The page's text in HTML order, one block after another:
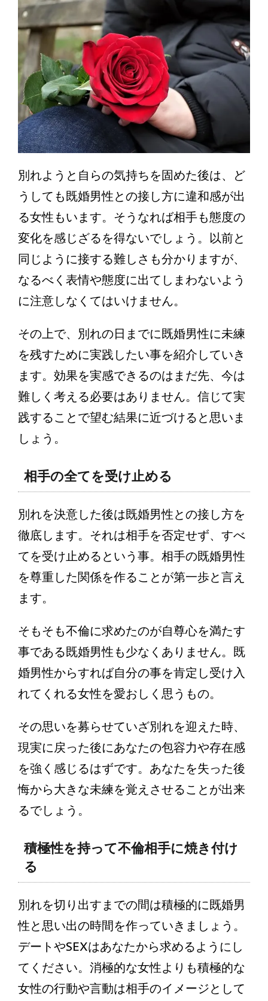
別れようと自らの気持ちを固めた後は、ど
うしても既婚男性との接し方に違和感が出
る女性もいます。そうなれば相手も態度の
変化を感じざるを得ないでしょう。以前と
同じように接する難しさも分かりますが、
なるべく表情や態度に出てしまわないよう
に注意しなくてはいけません。
その上で、別れの日までに既婚男性に未練
を残すために実践したい事を紹介していき
ます。効果を実感できるのはまだ先、今は
難しく考える必要はありません。信じて実
践することで望む結果に近づけると思いま
しょう。
相手の全てを受け止める
別れを決意した後は既婚男性との接し方を
徹底します。それは相手を否定せず、すべ
てを受け止めるという事。相手の既婚男性
を尊重した関係を作ることが第一歩と言え
ます。
そもそも不倫に求めたのが自尊心を満たす
事である既婚男性も少なくありません。既
婚男性からすれば自分の事を肯定し受け入
れてくれる女性を愛おしく思うもの。
その思いを募らせていざ別れを迎えた時、
現実に戻った後にあなたの包容力や存在感
を強く感じるはずです。あなたを失った後
悔から大きな未練を覚えさせることが出来
るでしょう。
積極性を持って不倫相手に焼き付け
る
別れを切り出すまでの間は積極的に既婚男
性と思い出の時間を作っていきましょう。
デートやSEXはあなたから求めるようにし
てください。消極的な女性よりも積極的な
女性の行動や言動は相手のイメージとして